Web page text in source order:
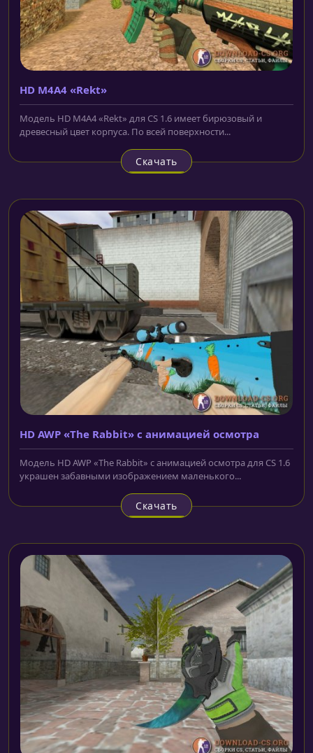
HD M4A4 «Rekt»
Модель HD M4A4 «Rekt» для CS 1.6 имеет бирюзовый и
древесный цвет корпуса. По всей поверхности...
Скачать
HD AWP «The Rabbit» с анимацией осмотра
Модель HD AWP «The Rabbit» с анимацией осмотра для CS 1.6
украшен забавными изображением маленького...
Скачать